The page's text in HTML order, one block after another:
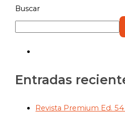
Buscar
Entradas
Revista Premium Ed.